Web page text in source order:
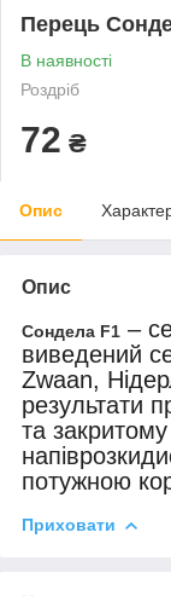
Перець
В наявності
Роздріб
72 ₴
Опис
Опис
Сондела F1 –
виведений
Zwaan,
результати
та
потужною
Приховати